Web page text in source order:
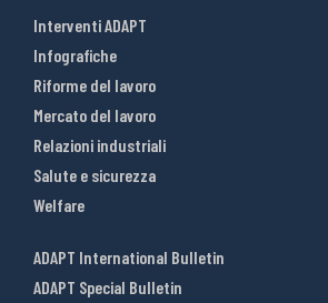
Interventi ADAPT
Infografiche
Riforme del lavoro
Mercato del lavoro
Relazioni industriali
Salute e sicurezza
Welfare
ADAPT International Bulletin
ADAPT Special Bulletin